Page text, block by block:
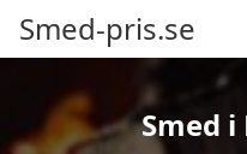
Smed-pris.se
Smed